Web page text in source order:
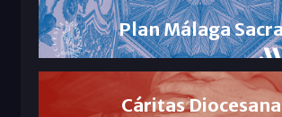
Plan Málaga
Cáritas Diocesana